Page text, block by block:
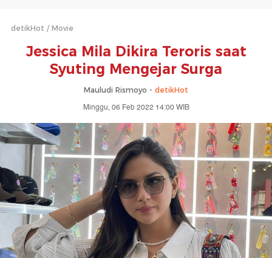
detikHot Movie
Jessica Mila Dikira Teroris saat
Syuting Mengejar Surga
Mauludi Rismoyo - detikHot
Minggu, 06 Feb 2022 14:00 WIB